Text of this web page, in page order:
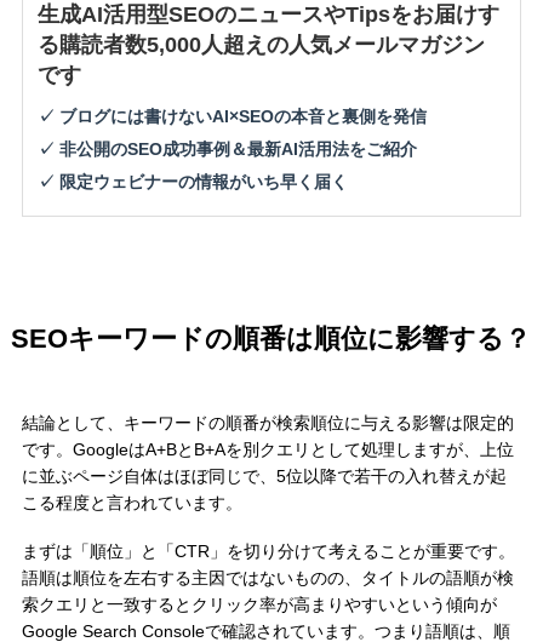
生成AI活用型SEOのニュースやTipsをお届けす
る購読者数5,000人超えの人気メールマガジン
です
✓ ブログには書けないAI×SEOの本音と裏側を発信
✓ 非公開のSEO成功事例＆最新AI活用法をご紹介
✓ 限定ウェビナーの情報がいち早く届く
SEOキーワードの順番は順位に影響する？
結論として、キーワードの順番が検索順位に与える影響は限定的
です。GoogleはA+BとB+Aを別クエリとして処理しますが、上位
に並ぶページ自体はほぼ同じで、5位以降で若干の入れ替えが起
こる程度と言われています。
まずは「順位」と「CTR」を切り分けて考えることが重要です。
語順は順位を左右する主因ではないものの、タイトルの語順が検
索クエリと一致するとクリック率が高まりやすいという傾向が
Google Search Consoleで確認されています。つまり語順は、順